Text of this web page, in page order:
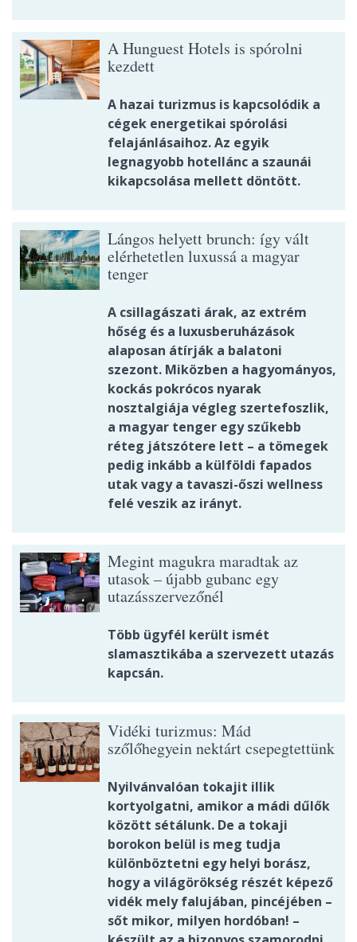
A Hunguest Hotels is spórolni
kezdett
A hazai turizmus is kapcsolódik a
cégek energetikai spórolási
felajánlásaihoz. Az egyik
legnagyobb hotellánc a szaunái
kikapcsolása mellett döntött.
Lángos helyett brunch: így vált
elérhetetlen luxussá a magyar
tenger
A csillagászati árak, az extrém
hőség és a luxusberuházások
alaposan átírják a balatoni
szezont. Miközben a hagyományos,
kockás pokrócos nyarak
nosztalgiája végleg szertefoszlik,
a magyar tenger egy szűkebb
réteg játszótere lett – a tömegek
pedig inkább a külföldi fapados
utak vagy a tavaszi-őszi wellness
felé veszik az irányt.
Megint magukra maradtak az
utasok – újabb gubanc egy
utazásszervezőnél
Több ügyfél került ismét
slamasztikába a szervezett utazás
kapcsán.
Vidéki turizmus: Mád
szőlőhegyein nektárt csepegtettünk
Nyilvánvalóan tokajit illik
kortyolgatni, amikor a mádi dűlők
között sétálunk. De a tokaji
borokon belül is meg tudja
különböztetni egy helyi borász,
hogy a világörökség részét képező
vidék mely falujában, pincéjében –
sőt mikor, milyen hordóban! –